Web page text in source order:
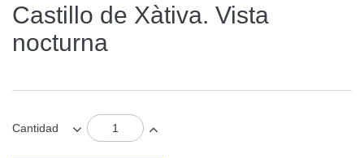
Castillo de Xàtiva. Vista
nocturna
Cantidad